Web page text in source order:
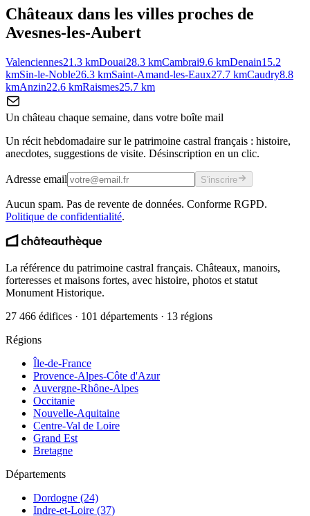
Châteaux dans les villes proches de
Avesnes-les-Aubert
Valenciennes21.3 kmDouai28.3 kmCambrai9.6 kmDenain15.2
kmSin-le-Noble26.3 kmSaint-Amand-les-Eaux27.7 kmCaudry8.8
kmAnzin22.6 kmRaismes25.7 km
Un château chaque semaine, dans votre boîte mail
Un récit hebdomadaire sur le patrimoine castral français : histoire,
anecdotes, suggestions de visite. Désinscription en un clic.
Adresse email S'inscrire
Aucun spam. Pas de revente de données. Conforme RGPD.
Politique de confidentialité.
La référence du patrimoine castral français. Châteaux, manoirs,
forteresses et maisons fortes, avec histoire, photos et statut
Monument Historique.
27 466 édifices · 101 départements · 13 régions
Régions
Île-de-France
Provence-Alpes-Côte d'Azur
Auvergne-Rhône-Alpes
Occitanie
Nouvelle-Aquitaine
Centre-Val de Loire
Grand Est
Bretagne
Départements
Dordogne (24)
Indre-et-Loire (37)